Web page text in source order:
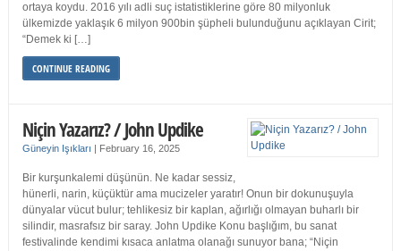
ortaya koydu. 2016 yılı adli suç istatistiklerine göre 80 milyonluk
ülkemizde yaklaşık 6 milyon 900bin şüpheli bulunduğunu açıklayan Cirit;
“Demek ki […]
CONTINUE READING
Niçin Yazarız? / John Updike
Güneyin Işıkları | February 16, 2025
Bir kurşunkalemi düşünün. Ne kadar sessiz,
hünerli, narin, küçüktür ama mucizeler yaratır! Onun bir dokunuşuyla
dünyalar vücut bulur; tehlikesiz bir kaplan, ağırlığı olmayan buharlı bir
silindir, masrafsız bir saray. John Updike Konu başlığım, bu sanat
festivalinde kendimi kısaca anlatma olanağı sunuyor bana; “Niçin